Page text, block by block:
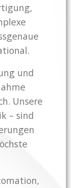
und
Unsere
– sind